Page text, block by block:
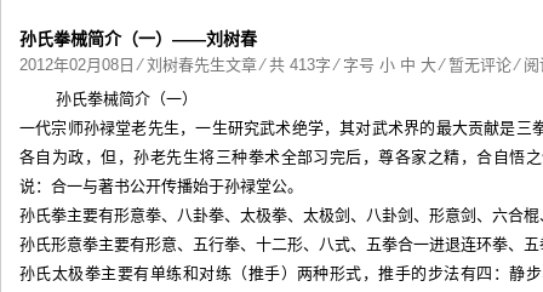
孙氏拳械简介（一）——刘树春
2012年02月08日 ⁄刘树春先生文章⁄ 共 413字 ⁄ 字号 小 中 大 ⁄暂无评论⁄
孙氏拳械简介（一）
一代宗师孙禄堂老先生，一生研究武术绝学，其对武术界的最大贡献是三
各自为政，但，孙老先生将三种拳术全部习完后，尊各家之精，合自悟
说：合一与著书公开传播始于孙禄堂公。
孙氏拳主要有形意拳、八卦拳、太极拳、太极剑、八卦剑、形意剑、六合
孙氏形意拳主要有形意、五行拳、十二形、八式、五拳合一进退连环拳、
孙氏太极拳主要有单练和对练（推手）两种形式，推手的步法有四：静